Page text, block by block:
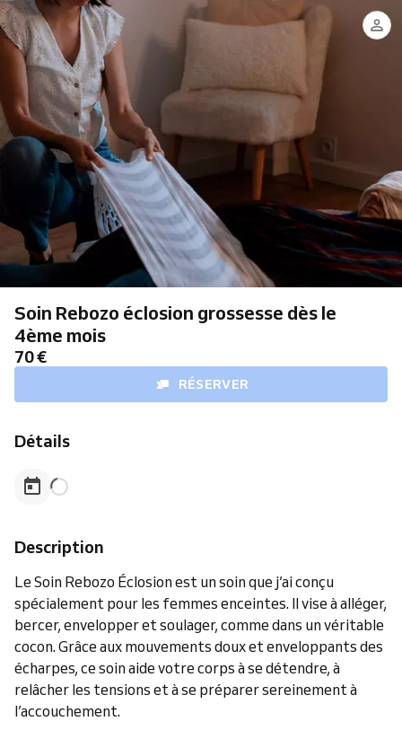
Soin Rebozo éclosion grossesse dès le
4ème mois
70 €
RÉSERVER
Détails
Description
Le Soin Rebozo Éclosion est un soin que j’ai conçu
spécialement pour les femmes enceintes. Il vise à alléger,
bercer, envelopper et soulager, comme dans un véritable
cocon. Grâce aux mouvements doux et enveloppants des
écharpes, ce soin aide votre corps à se détendre, à
relâcher les tensions et à se préparer sereinement à
l’accouchement.